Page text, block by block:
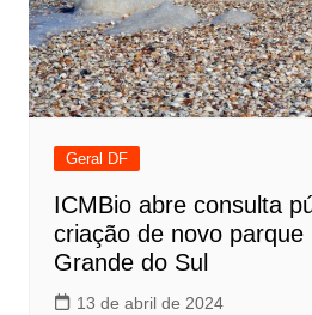
Geral DF
ICMBio abre consulta
criação de novo parque
Grande do Sul
13 de abril de 2024